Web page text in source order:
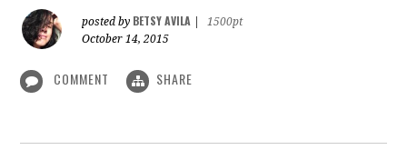
posted by BETSY AVILA
1500pt
October 14, 2015
COMMENT SHARE